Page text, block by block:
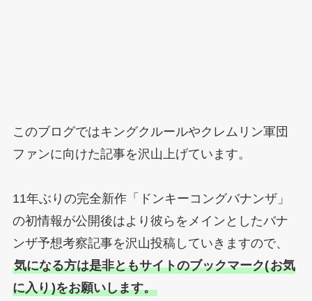
このブログではキングクルールやクレムリン軍団
ファンに向けた記事を沢山上げています。
11年ぶりの完全新作「ドンキーコングバナンザ」
の初情報が公開後はより彼らをメインとしたバナ
ンザ予想考察記事を沢山投稿していきますので、
気になる方は是非ともサイトのブックマーク(お気
に入り)をお願いします。